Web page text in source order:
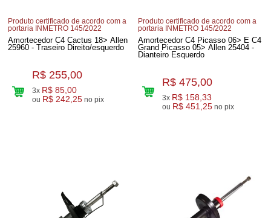
Produto certificado de acordo com a
portaria INMETRO 145/2022
Amortecedor C4 Cactus 18> Allen
25960 - Traseiro Direito/esquerdo
R$ 255,00
3x R$ 85,00
ou R$ 242,25 no pix
Produto certificado de acordo com a
portaria INMETRO 145/2022
Amortecedor C4 Picasso 06> E C4
Grand Picasso 05> Allen 25404 -
Dianteiro Esquerdo
R$ 475,00
3x R$ 158,33
ou R$ 451,25 no pix